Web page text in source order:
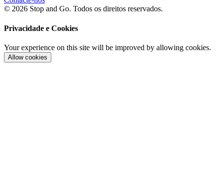
© 2026 Stop and Go. Todos os direitos reservados.
Privacidade e Cookies
Your experience on this site will be improved by allowing cookies.
Allow cookies